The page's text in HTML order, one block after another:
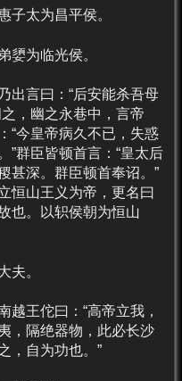
太为昌平侯。
为临光侯。
言曰：“后安能杀吾母
，幽之永巷中，言帝
“今皇帝病久不已，失惑
”群臣皆顿首言：“皇太后
甚深。群臣顿首奉诏。”
恒山王义为帝，更名曰
也。以轵侯朝为恒山
。
王佗曰：“高帝立我，
，隔绝器物，此必长沙
，自为功也。”